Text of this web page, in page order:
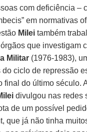
com deficiência –
em normativas
Milei também
que investigam
Militar (1976-1983),
ciclo de repressão
final do último século.
divulgou nas redes
de um possível
que já não tinha